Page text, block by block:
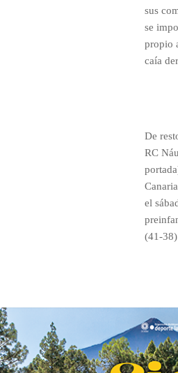
sus
se
propio
caía
De
RC
el
(41-